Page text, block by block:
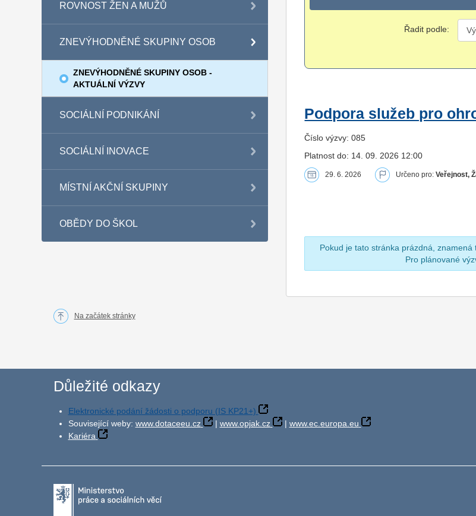
ROVNOST ŽEN A MUŽŮ
ZNEVÝHODNĚNÉ SKUPINY OSOB
ZNEVÝHODNĚNÉ SKUPINY OSOB -
AKTUÁLNÍ VÝZVY
SOCIÁLNÍ PODNIKÁNÍ
SOCIÁLNÍ INOVACE
MÍSTNÍ AKČNÍ SKUPINY
OBĚDY DO ŠKOL
Řadit podle:
Podpora služeb pro
Číslo výzvy: 085
Platnost do: 14. 09. 2026 12:00
29. 6. 2026 Určeno pro:Veřejnost,
Pokud je tato stránka prázdná,
Pro plánované
Na začátek stránky
Důležité odkazy
Elektronické podání žádosti o podporu (IS KP21+)
Související weby: www.dotaceeu.cz | www.opjak.cz | www.ec.europa.eu
Kariéra